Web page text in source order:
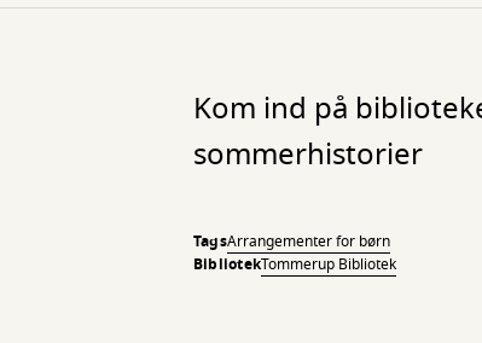
Kom ind på
sommerhistorier
TagsArrangementer for børn
BibliotekTommerup Bibliotek